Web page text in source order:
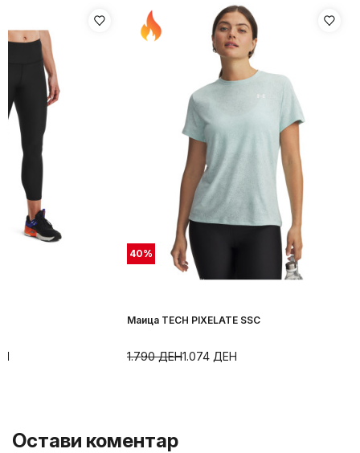
40%
Маица TECH PIXELATE SSC
1.074 ДЕН
1.790ДЕН
Остави коментар